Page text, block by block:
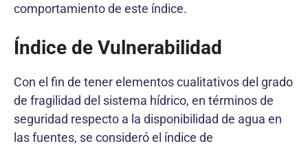
comportamiento de este índice.
Índice de Vulnerabilidad
Con el fin de tener elementos cualitativos del grado
de fragilidad del sistema hídrico, en términos de
seguridad respecto a la disponibilidad de agua en
las fuentes, se consideró el índice de